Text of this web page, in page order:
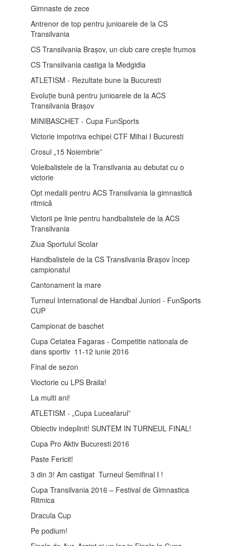
Gimnaste de zece
Antrenor de top pentru junioarele de la CS
Transilvania
CS Transilvania Brașov, un club care crește frumos
CS Transilvania castiga la Medgidia
ATLETISM - Rezultate bune la Bucuresti
Evoluție bună pentru junioarele de la ACS
Transilvania Brașov
MINIBASCHET - Cupa FunSports
Victorie impotriva echipei CTF Mihai I Bucuresti
Crosul „15 Noiembrie”
Voleibalistele de la Transilvania au debutat cu o
victorie
Opt medalii pentru ACS Transilvania la gimnastică
ritmică
Victorii pe linie pentru handbalistele de la ACS
Transilvania
Ziua Sportului Scolar
Handbalistele de la CS Transilvania Brașov încep
campionatul
Cantonament la mare
Turneul International de Handbal Juniori - FunSports
CUP
Campionat de baschet
Cupa Cetatea Fagaras - Competitie nationala de
dans sportiv 11-12 iunie 2016
Final de sezon
Vioctorie cu LPS Braila!
La multi ani!
ATLETISM - „Cupa Luceafarul”
Obiectiv indeplinit! SUNTEM IN TURNEUL FINAL!
Cupa Pro Aktiv Bucuresti 2016
Paste Fericit!
3 din 3! Am castigat Turneul Semifinal I !
Cupa Transilvania 2016 – Festival de Gimnastica
Ritmica
Dracula Cup
Pe podium!